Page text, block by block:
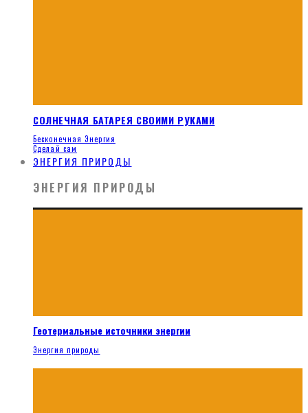
СОЛНЕЧНАЯ БАТАРЕЯ СВОИМИ РУКАМИ
Бесконечная Энергия
Сделай сам
ЭНЕРГИЯ ПРИРОДЫ
ЭНЕРГИЯ ПРИРОДЫ
Геотермальные источники энергии
Энергия природы